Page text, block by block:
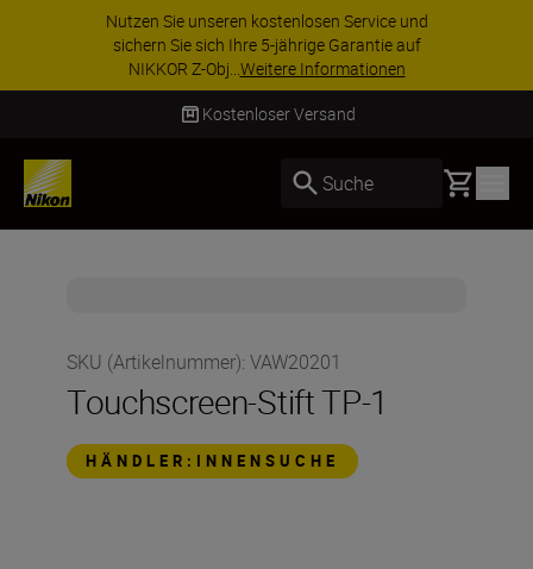
Nutzen Sie unseren kostenlosen Service und
sichern Sie sich Ihre 5-jährige Garantie auf
NIKKOR Z-Obj...Weitere Informationen
Kostenloser Versand
Suche Basket
SKU (Artikelnummer): VAW20201
Touchscreen-Stift TP-1
HÄNDLER:INNENSUCHE